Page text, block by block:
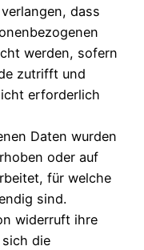
dass
werden, sofern
zutrifft und
erforderlich
Daten wurden
oder auf
für welche
sind.
widerruft ihre
die